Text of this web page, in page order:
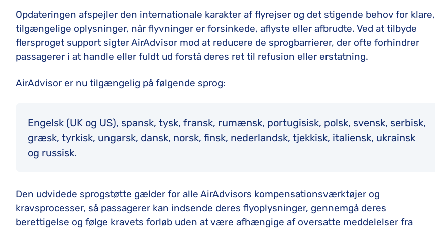
Opdateringen afspejler den internationale karakter af flyrejser og det stigende behov for klare,
tilgængelige oplysninger, når flyvninger er forsinkede, aflyste eller afbrudte. Ved at tilbyde
flersproget support sigter AirAdvisor mod at reducere de sprogbarrierer, der ofte forhindrer
passagerer i at handle eller fuldt ud forstå deres ret til refusion eller erstatning.
AirAdvisor er nu tilgængelig på følgende sprog:
Engelsk (UK og US), spansk, tysk, fransk, rumænsk, portugisisk, polsk, svensk, serbisk,
græsk, tyrkisk, ungarsk, dansk, norsk, finsk, nederlandsk, tjekkisk, italiensk, ukrainsk
og russisk.
Den udvidede sprogstøtte gælder for alle AirAdvisors kompensationsværktøjer og
kravsprocesser, så passagerer kan indsende deres flyoplysninger, gennemgå deres
berettigelse og følge kravets forløb uden at være afhængige af oversatte meddelelser fra